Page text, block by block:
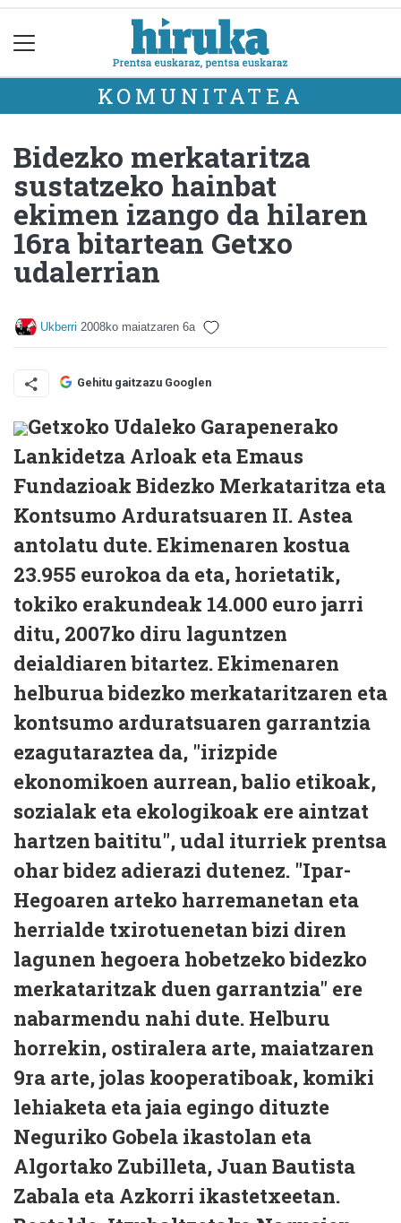
KOMUNITATEA
Bidezko merkataritza
sustatzeko hainbat
ekimen izango da hilaren
16ra bitartean Getxo
udalerrian
Ukberri 2008ko maiatzaren 6a
Gehitu gaitzazu Googlen
Getxoko Udaleko Garapenerako
Lankidetza Arloak eta Emaus
Fundazioak Bidezko Merkataritza eta
Kontsumo Arduratsuaren II. Astea
antolatu dute. Ekimenaren kostua
23.955 eurokoa da eta, horietatik,
tokiko erakundeak 14.000 euro jarri
ditu, 2007ko diru laguntzen
deialdiaren bitartez. Ekimenaren
helburua bidezko merkataritzaren eta
kontsumo arduratsuaren garrantzia
ezagutaraztea da, "irizpide
ekonomikoen aurrean, balio etikoak,
sozialak eta ekologikoak ere aintzat
hartzen baititu", udal iturriek prentsa
ohar bidez adierazi dutenez. "Ipar-
Hegoaren arteko harremanetan eta
herrialde txirotuenetan bizi diren
lagunen hegoera hobetzeko bidezko
merkataritzak duen garrantzia" ere
nabarmendu nahi dute. Helburu
horrekin, ostiralera arte, maiatzaren
9ra arte, jolas kooperatiboak, komiki
lehiaketa eta jaia egingo dituzte
Neguriko Gobela ikastolan eta
Algortako Zubilleta, Juan Bautista
Zabala eta Azkorri ikastetxeetan.